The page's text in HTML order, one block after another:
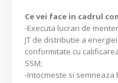
Ce vei face in cadrul
-Executa lucrari de
JT de distributie a
conformitate cu
SSM;
-Intocmeste si